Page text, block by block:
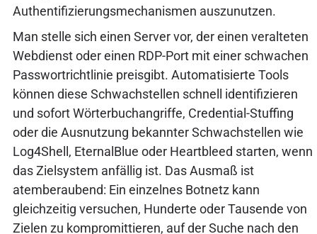
Authentifizierungsmechanismen auszunutzen.
Man stelle sich einen Server vor, der einen veralteten
Webdienst oder einen RDP-Port mit einer schwachen
Passwortrichtlinie preisgibt. Automatisierte Tools
können diese Schwachstellen schnell identifizieren
und sofort Wörterbuchangriffe, Credential-Stuffing
oder die Ausnutzung bekannter Schwachstellen wie
Log4Shell, EternalBlue oder Heartbleed starten, wenn
das Zielsystem anfällig ist. Das Ausmaß ist
atemberaubend: Ein einzelnes Botnetz kann
gleichzeitig versuchen, Hunderte oder Tausende von
Zielen zu kompromittieren, auf der Suche nach den